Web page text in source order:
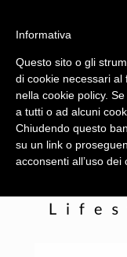
Informativa
Questo sito o gli
di cookie necessari al
nella cookie policy.
a tutti o ad alcuni
Chiudendo questo
su un link o
acconsenti all’uso dei